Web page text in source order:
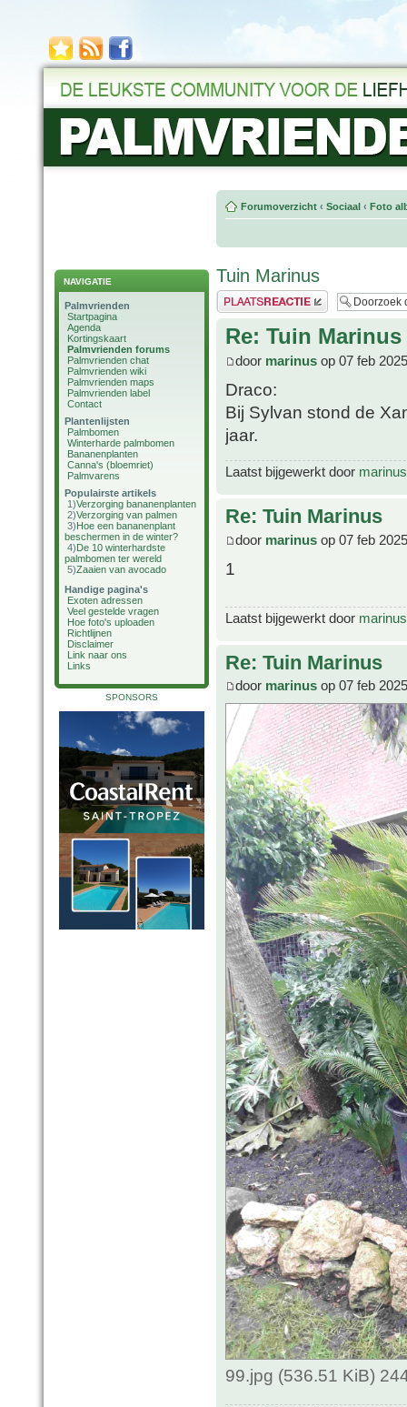
NAVIGATIE
Palmvrienden
Startpagina
Agenda
Kortingskaart
Palmvrienden forums
Palmvrienden chat
Palmvrienden wiki
Palmvrienden maps
Palmvrienden label
Contact
Plantenlijsten
Palmbomen
Winterharde palmbomen
Bananenplanten
Canna's (bloemriet)
Palmvarens
Populairste artikels
1)Verzorging bananenplanten
2)Verzorging van palmen
3)Hoe een bananenplant
beschermen in de winter?
4)De 10 winterhardste
palmbomen ter wereld
5)Zaaien van avocado
Handige pagina's
Exoten adressen
Veel gestelde vragen
Hoe foto's uploaden
Richtlijnen
Disclaimer
Link naar ons
Links
SPONSORS
Forumoverzicht ‹ Sociaal ‹ Foto
Tuin Marinus
Plaats een reactie
Re: Tuin Marinus
door marinus op 07 feb
Draco:
Bij Sylvan stond de
jaar.
Laatst bijgewerkt door marinus
Re: Tuin Marinus
door marinus op 07 feb
1
Laatst bijgewerkt door marinus
Re: Tuin Marinus
door marinus op 07 feb
99.jpg (536.51 KiB)